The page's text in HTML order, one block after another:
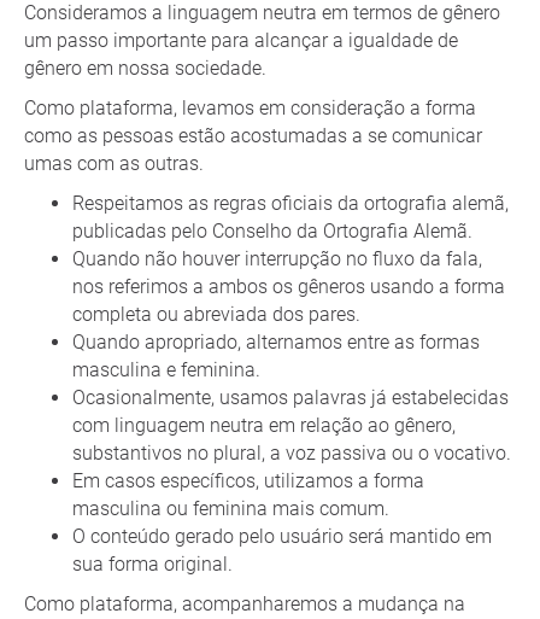
Consideramos a linguagem neutra em termos de gênero
um passo importante para alcançar a igualdade de
gênero em nossa sociedade.
Como plataforma, levamos em consideração a forma
como as pessoas estão acostumadas a se comunicar
umas com as outras.
Respeitamos as regras oficiais da ortografia alemã,
publicadas pelo Conselho da Ortografia Alemã.
Quando não houver interrupção no fluxo da fala,
nos referimos a ambos os gêneros usando a forma
completa ou abreviada dos pares.
Quando apropriado, alternamos entre as formas
masculina e feminina.
Ocasionalmente, usamos palavras já estabelecidas
com linguagem neutra em relação ao gênero,
substantivos no plural, a voz passiva ou o vocativo.
Em casos específicos, utilizamos a forma
masculina ou feminina mais comum.
O conteúdo gerado pelo usuário será mantido em
sua forma original.
Como plataforma, acompanharemos a mudança na